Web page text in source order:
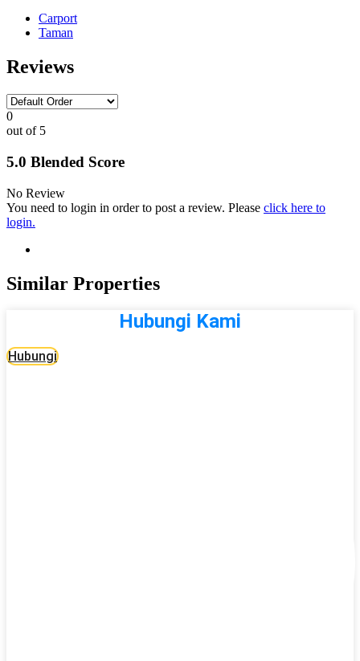
Carport
Taman
Reviews
0
out of 5
5.0 Blended Score
No Review
You need to login in order to post a review. Please click here to
login.
Similar Properties
Hubungi Kami
Hubungi